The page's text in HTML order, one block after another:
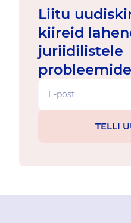
Liitu
kiireid
juriidilistele